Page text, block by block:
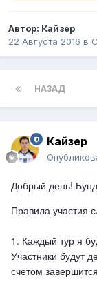
Автор: Кайзер
22 Августа 2016 в
НАЗАД
Кайзер
Добрый день!
Правила участия
1. Каждый тур я
Участники будут
счетом